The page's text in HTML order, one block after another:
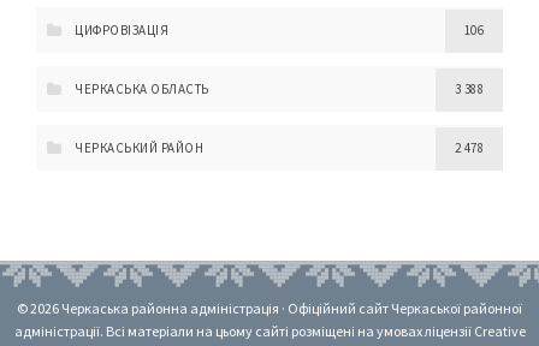
ЦИФРОВІЗАЦІЯ 106
ЧЕРКАСЬКА ОБЛАСТЬ 3 388
ЧЕРКАСЬКИЙ РАЙОН 2 478
© 2026 Черкаська районна адміністрація · Офіційний сайт Черкаської районної
адміністрації. Всі матеріали на цьому сайті розміщені на умовах ліцензії Creative